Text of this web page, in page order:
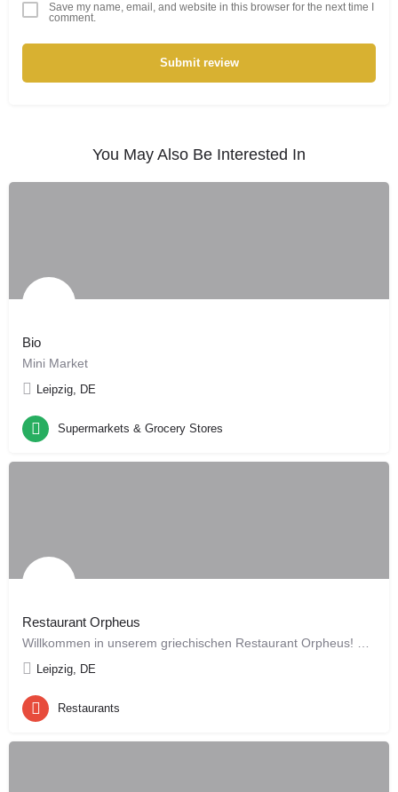
Save my name, email, and website in this browser for the next time I
comment.
Submit review
You May Also Be Interested In
Bio
Mini Market
Leipzig, DE
Supermarkets & Grocery Stores
Restaurant Orpheus
Leipzig, DE
Restaurants